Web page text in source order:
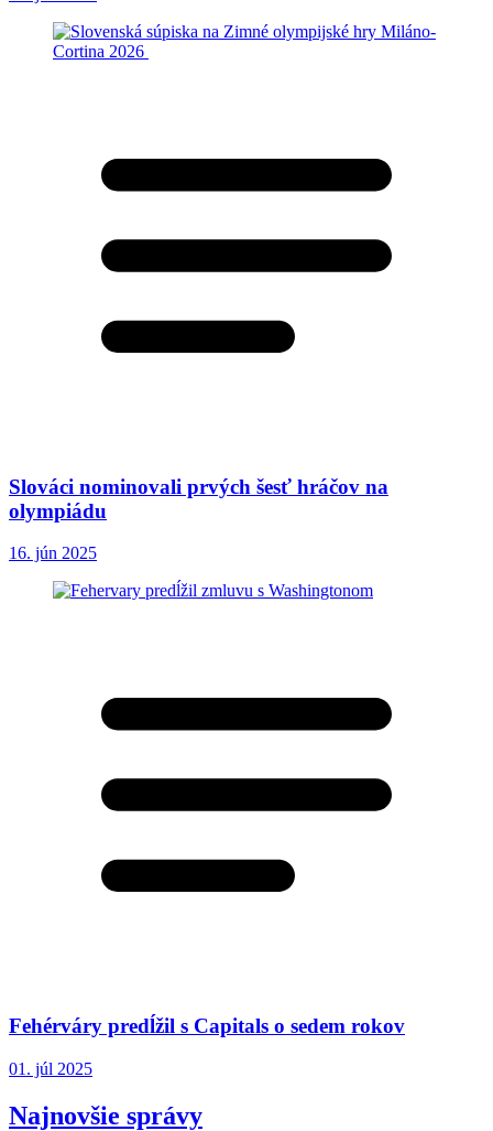
Slováci nominovali prvých šesť hráčov na
olympiádu
16. jún 2025
Fehérváry predĺžil s Capitals o sedem rokov
01. júl 2025
Najnovšie správy